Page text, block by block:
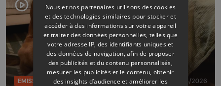
ÉMISSIONS 16/03/2026
Nous et nos partenaires utilisons des cookies
et des technologies similaires pour stocker et
accéder à des informations sur votre appareil
et traiter des données personnelles, telles que
votre adresse IP, des identifiants uniques et
des données de navigation, afin de proposer
des publicités et du contenu personnalisés,
mesurer les publicités et le contenu, obtenir
des insights d’audience et améliorer les